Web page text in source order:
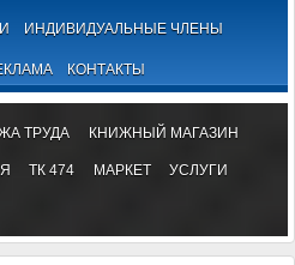
ИНДИВИДУАЛЬНЫЕ ЧЛЕНЫ
КОНТАКТЫ
ТРУДА КНИЖНЫЙ МАГАЗИН
ТК 474 МАРКЕТ УСЛУГИ